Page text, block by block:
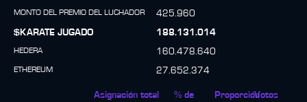
MONTO DEL PREMIO DEL LUCHADOR
425.960
$KARATE JUGADO
188.131.014
HEDERA 160.478.640
ETHEREUM 27.652.374
Asignación total
% de
ProporciónVotos